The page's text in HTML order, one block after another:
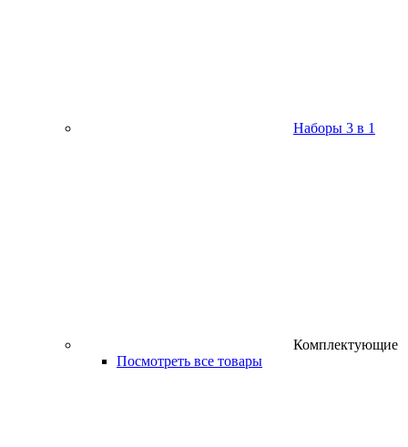
Наборы 3 в 1
Комплектующие
Посмотреть все товары